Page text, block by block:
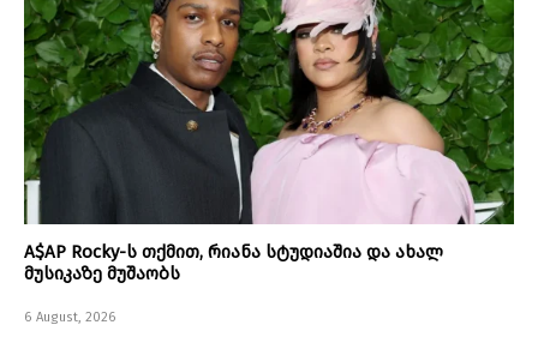
A$AP Rocky-ს თქმით, რიანა სტუდიაშია და ახალ
მუსიკაზე მუშაობს
6 August, 2026